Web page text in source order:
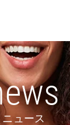
ニュース